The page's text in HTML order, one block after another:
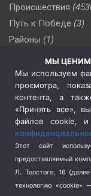
Происшествия
Путь к Победе (3)
Районы (1)
(510)
Сельское
Социальная
Спецоперация в
Спецоперация на
Спорт (740)
Терроризм (1)
Транспорт (262)
МЫ
Мы используем
просмотра,
контента, а
«Принять все»,
файлов cookie,
Этот сайт
предоставляемый
Л. Толстого, 16
технологию «cookie»